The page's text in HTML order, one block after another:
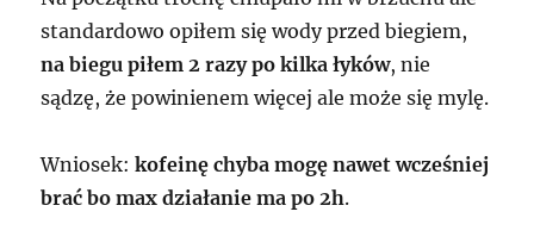
standardowo opiłem się wody przed biegiem,
na biegu piłem 2 razy po kilka łyków, nie
sądzę, że powinienem więcej ale może się mylę.
Wniosek:kofeinę chyba mogę nawet wcześniej
brać bo max działanie ma po 2h.